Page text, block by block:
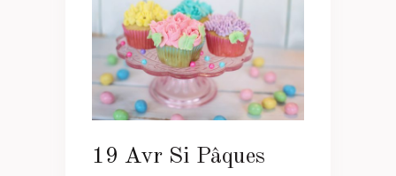
19 Avr Si Pâques